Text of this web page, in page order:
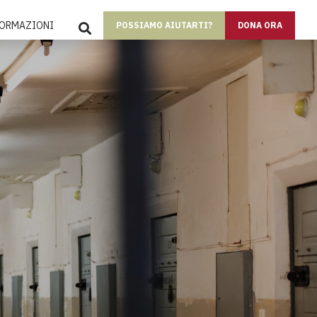
POSSIAMO AIUTARTI? DONA ORA